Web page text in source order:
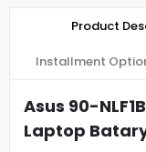
Product
Installment
Asus 90-
Laptop